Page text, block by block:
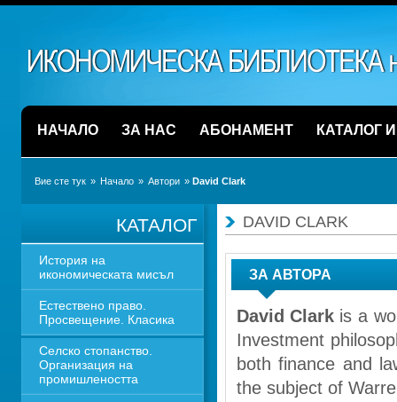
НАЧАЛО ЗА НАС АБОНАМЕНТ КАТАЛОГ
Вие сте тук » Начало » Автори » David Clark
КАТАЛОГ
История на
икономическата мисъл
Естествено право.
Просвещение. Класика
Селско стопанство.
Организация на
промишлеността
DAVID CLARK
ЗА АВТОРА
David Clarkis a
Investment
both finance and
the subject of